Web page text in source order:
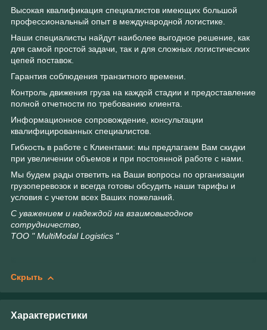
Высокая квалификация специалистов имеющих большой
профессиональный опыт в международной логистике.
Наши специалисты найдут наиболее выгодное решение, как
для самой простой задачи, так и для сложных логистических
цепей поставок.
Гарантия соблюдения транзитного времени.
Контроль движения груза на каждой стадии и предоставление
полной отчетности по требованию клиента.
Информационное сопровождение, консультации
квалифицированных специалистов.
Гибкость в работе с Клиентами: мы предлагаем Вам скидки
при увеличении объемов и при постоянной работе с нами.
Мы будем рады ответить на Ваши вопросы по организации
грузоперевозок и всегда готовы обсудить наши тарифы и
условия с учетом всех Ваших пожеланий.
С уважением и надеждой на взаимовыгодное
сотрудничество,
ТОО " MultiModal Logistics "
Скрыть
Характеристики